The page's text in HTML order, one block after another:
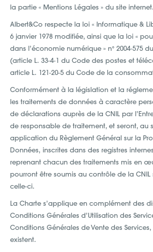
la partie « Mentions Légales » du site internet.
Albert&Co respecte la loi « Informatique &
6 janvier 1978 modifiée, ainsi que la loi «
dans l’économie numérique » n° 2004-575
(article L. 33-4-1 du Code des postes et
article L. 121-20-5 du Code de la
Conformément à la législation et la
les traitements de données à caractère
de déclarations auprès de la CNIL par
de responsable de traitement, et seront, au
application du Règlement Général sur la
Données, inscrites dans des registres
reprenant chacun des traitements mis en
pourront être soumis au contrôle de la
celle-ci.
La Charte s’applique en complément des
Conditions Générales d’Utilisation des
Conditions Générales de Vente des Services,
existent.